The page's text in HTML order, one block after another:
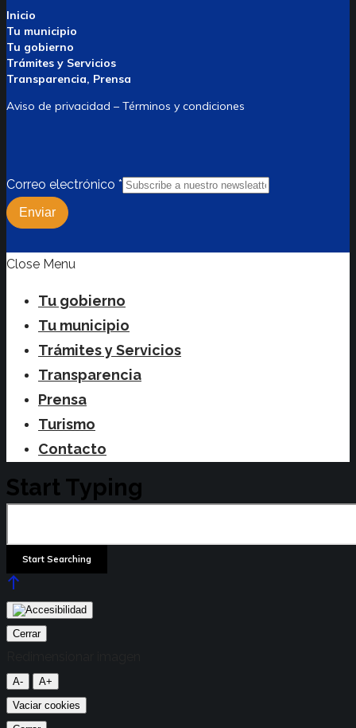
Inicio
Tu municipio
Tu gobierno
Trámites y Servicios
Transparencia, Prensa
Aviso de privacidad – Términos y condiciones
Correo electrónico *
Enviar
Close Menu
Tu gobierno
Tu municipio
Trámites y Servicios
Transparencia
Prensa
Turismo
Contacto
Start Typing
Cerrar
A-
A+
Vaciar cookies